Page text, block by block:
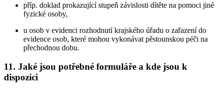
příp. doklad prokazující stupeň závislosti dítěte na pomoci jiné
fyzické osoby,
u osob v evidenci rozhodnutí krajského úřadu o zařazení do
evidence osob, které mohou vykonávat pěstounskou péči na
přechodnou dobu.
11. Jaké jsou potřebné formuláře a kde jsou k
dispozici